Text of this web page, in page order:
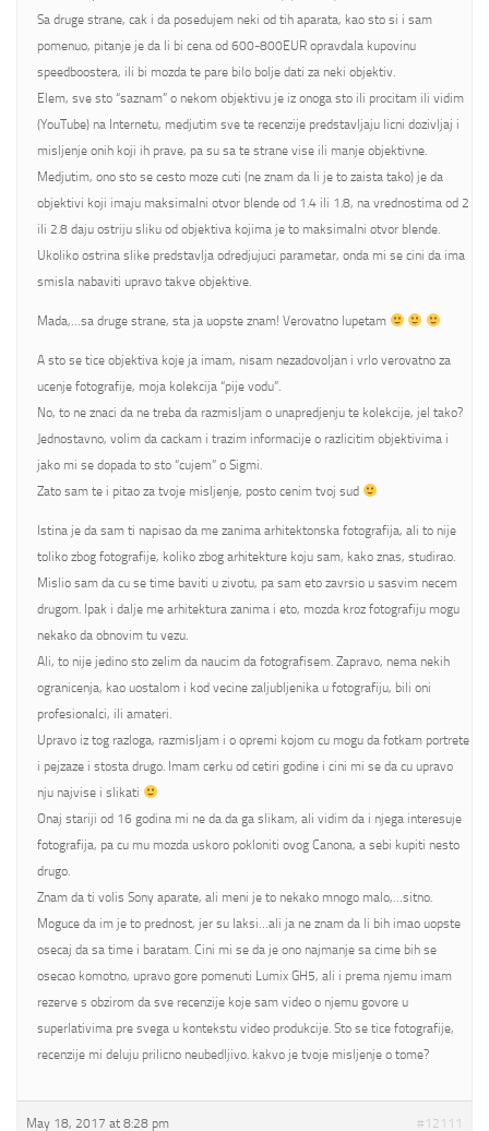
Sa druge strane, cak i da posedujem neki od tih aparata, kao sto si i sam
pomenuo, pitanje je da li bi cena od 600-800EUR opravdala kupovinu
speedboostera, ili bi mozda te pare bilo bolje dati za neki objektiv.
Elem, sve sto “saznam” o nekom objektivu je iz onoga sto ili procitam ili vidim
(YouTube) na Internetu, medjutim sve te recenzije predstavljaju licni dozivljaj i
misljenje onih koji ih prave, pa su sa te strane vise ili manje objektivne.
Medjutim, ono sto se cesto moze cuti (ne znam da li je to zaista tako) je da
objektivi koji imaju maksimalni otvor blende od 1.4 ili 1.8, na vrednostima od 2
ili 2.8 daju ostriju sliku od objektiva kojima je to maksimalni otvor blende.
Ukoliko ostrina slike predstavlja odredjujuci parametar, onda mi se cini da ima
smisla nabaviti upravo takve objektive.
Mada,…sa druge strane, sta ja uopste znam! Verovatno lupetam
A sto se tice objektiva koje ja imam, nisam nezadovoljan i vrlo verovatno za
ucenje fotografije, moja kolekcija “pije vodu”.
No, to ne znaci da ne treba da razmisljam o unapredjenju te kolekcije, jel tako?
Jednostavno, volim da cackam i trazim informacije o razlicitim objektivima i
jako mi se dopada to sto “cujem” o Sigmi.
Zato sam te i pitao za tvoje misljenje, posto cenim tvoj sud
Istina je da sam ti napisao da me zanima arhitektonska fotografija, ali to nije
toliko zbog fotografije, koliko zbog arhitekture koju sam, kako znas, studirao.
Mislio sam da cu se time baviti u zivotu, pa sam eto zavrsio u sasvim necem
drugom. Ipak i dalje me arhitektura zanima i eto, mozda kroz fotografiju mogu
nekako da obnovim tu vezu.
Ali, to nije jedino sto zelim da naucim da fotografisem. Zapravo, nema nekih
ogranicenja, kao uostalom i kod vecine zaljubljenika u fotografiju, bili oni
profesionalci, ili amateri.
Upravo iz tog razloga, razmisljam i o opremi kojom cu mogu da fotkam portrete
i pejzaze i stosta drugo. Imam cerku od cetiri godine i cini mi se da cu upravo
nju najvise i slikati
Onaj stariji od 16 godina mi ne da da ga slikam, ali vidim da i njega interesuje
fotografija, pa cu mu mozda uskoro pokloniti ovog Canona, a sebi kupiti nesto
drugo.
Znam da ti volis Sony aparate, ali meni je to nekako mnogo malo,…sitno.
Moguce da im je to prednost, jer su laksi…ali ja ne znam da li bih imao uopste
osecaj da sa time i baratam. Cini mi se da je ono najmanje sa cime bih se
osecao komotno, upravo gore pomenuti Lumix GH5, ali i prema njemu imam
rezerve s obzirom da sve recenzije koje sam video o njemu govore u
superlativima pre svega u kontekstu video produkcije. Sto se tice fotografije,
recenzije mi deluju prilicno neubedljivo. kakvo je tvoje misljenje o tome?
May 18, 2017 at 8:28 pm #12111